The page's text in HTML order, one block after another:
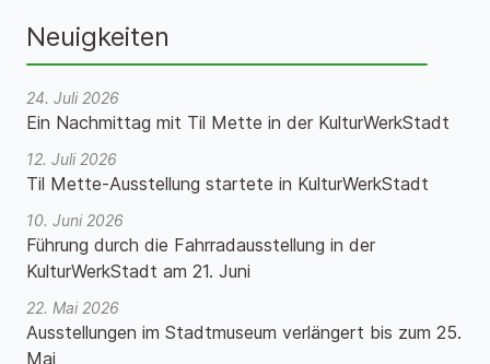
Neuigkeiten
24. Juli 2026
Ein Nachmittag mit Til Mette in der KulturWerkStadt
12. Juli 2026
Til Mette-Ausstellung startete in KulturWerkStadt
10. Juni 2026
Führung durch die Fahrradausstellung in der
KulturWerkStadt am 21. Juni
22. Mai 2026
Ausstellungen im Stadtmuseum verlängert bis zum 25.
Mai